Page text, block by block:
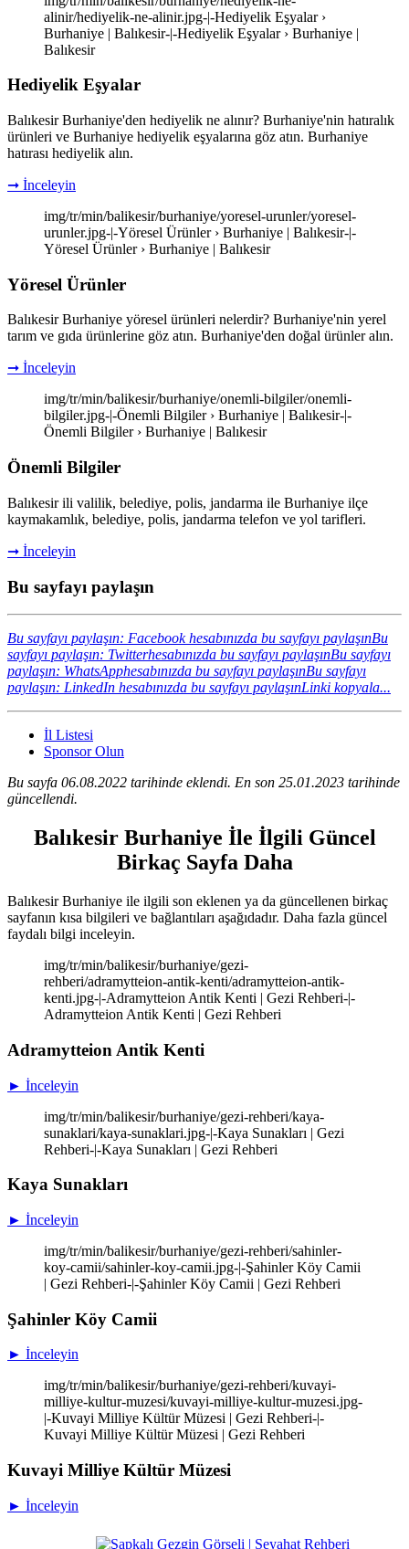
alinir/hediyelik-ne-alinir.jpg-|-Hediyelik Eşyalar ›
Burhaniye | Balıkesir-|-Hediyelik Eşyalar › Burhaniye |
Balıkesir
Hediyelik Eşyalar
Balıkesir Burhaniye'den hediyelik ne alınır? Burhaniye'nin hatıralık
ürünleri ve Burhaniye hediyelik eşyalarına göz atın. Burhaniye
hatırası hediyelik alın.
➞ İnceleyin
img/tr/min/balikesir/burhaniye/yoresel-urunler/yoresel-
urunler.jpg-|-Yöresel Ürünler › Burhaniye | Balıkesir-|-
Yöresel Ürünler › Burhaniye | Balıkesir
Yöresel Ürünler
Balıkesir Burhaniye yöresel ürünleri nelerdir? Burhaniye'nin yerel
tarım ve gıda ürünlerine göz atın. Burhaniye'den doğal ürünler alın.
➞ İnceleyin
img/tr/min/balikesir/burhaniye/onemli-bilgiler/onemli-
bilgiler.jpg-|-Önemli Bilgiler › Burhaniye | Balıkesir-|-
Önemli Bilgiler › Burhaniye | Balıkesir
Önemli Bilgiler
Balıkesir ili valilik, belediye, polis, jandarma ile Burhaniye ilçe
kaymakamlık, belediye, polis, jandarma telefon ve yol tarifleri.
➞ İnceleyin
Bu sayfayı paylaşın
Bu sayfayı paylaşın: Facebook hesabınızda bu sayfayı paylaşınBu
sayfayı paylaşın: Twitterhesabınızda bu sayfayı paylaşınBu sayfayı
paylaşın: WhatsApphesabınızda bu sayfayı paylaşınBu sayfayı
paylaşın: LinkedIn hesabınızda bu sayfayı paylaşınLinki kopyala...
İl Listesi
Sponsor Olun
Bu sayfa 06.08.2022 tarihinde eklendi. En son 25.01.2023 tarihinde
güncellendi.
Balıkesir Burhaniye İle İlgili Güncel
Birkaç Sayfa Daha
Balıkesir Burhaniye ile ilgili son eklenen ya da güncellenen birkaç
sayfanın kısa bilgileri ve bağlantıları aşağıdadır. Daha fazla güncel
faydalı bilgi inceleyin.
img/tr/min/balikesir/burhaniye/gezi-
rehberi/adramytteion-antik-kenti/adramytteion-antik-
kenti.jpg-|-Adramytteion Antik Kenti | Gezi Rehberi-|-
Adramytteion Antik Kenti | Gezi Rehberi
Adramytteion Antik Kenti
► İnceleyin
img/tr/min/balikesir/burhaniye/gezi-rehberi/kaya-
sunaklari/kaya-sunaklari.jpg-|-Kaya Sunakları | Gezi
Rehberi-|-Kaya Sunakları | Gezi Rehberi
Kaya Sunakları
► İnceleyin
img/tr/min/balikesir/burhaniye/gezi-rehberi/sahinler-
koy-camii/sahinler-koy-camii.jpg-|-Şahinler Köy Camii
| Gezi Rehberi-|-Şahinler Köy Camii | Gezi Rehberi
Şahinler Köy Camii
► İnceleyin
img/tr/min/balikesir/burhaniye/gezi-rehberi/kuvayi-
milliye-kultur-muzesi/kuvayi-milliye-kultur-muzesi.jpg-
|-Kuvayi Milliye Kültür Müzesi | Gezi Rehberi-|-
Kuvayi Milliye Kültür Müzesi | Gezi Rehberi
Kuvayi Milliye Kültür Müzesi
► İnceleyin